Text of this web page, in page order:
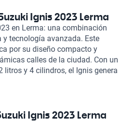
Ignis 2023 Lerma
en Lerma: una combinación
y tecnología avanzada. Este
por su diseño compacto y
calles de la ciudad. Con un
litros y 4 cilindros, el Ignis genera
de fuerza, lo que le
4.6 litros cada 100 km, lo
Ignis 2023 Lerma